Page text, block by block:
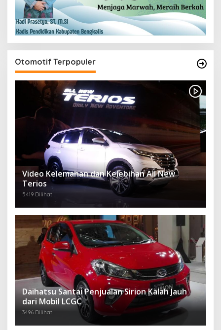
Otomotif Terpopuler
Video Kelemahan dan Kelebihan All New
Terios
5419 Dilihat
Daihatsu Santai Penjualan Sirion Kalah Jauh
dari Mobil LCGC
3496 Dilihat